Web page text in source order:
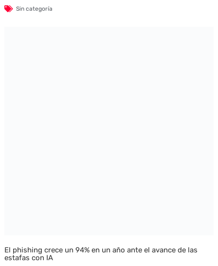
Sin categoría
El phishing crece un 94% en un año ante el avance de las
estafas con IA